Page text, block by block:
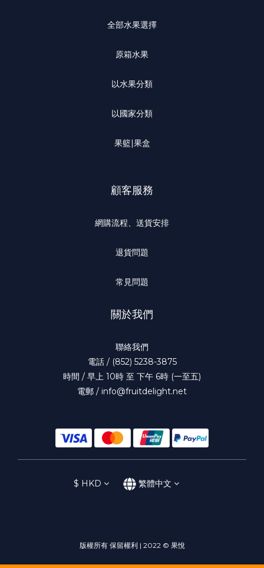
全部水果選擇
原箱水果
以水果分類
以國家分類
果籃|果盒
顧客服務
網購流程、送貨安排
退貨問題
常見問題
關於我們
聯絡我們
電話 / (852) 5238-3875
時間 / 早上 10時 至 下午 6時 (一至五)
電郵 / info@fruitdelight.net
$ HKD 繁體中文
版權所有 保留權利 | 2022 © 果悅